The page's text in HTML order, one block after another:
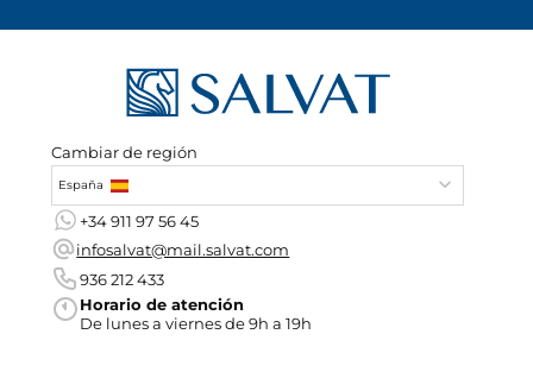
Cambiar de región
España
+34 911 97 56 45
infosalvat@mail.salvat.com
936 212 433
Horario de atención
De lunes a viernes de 9h a 19h